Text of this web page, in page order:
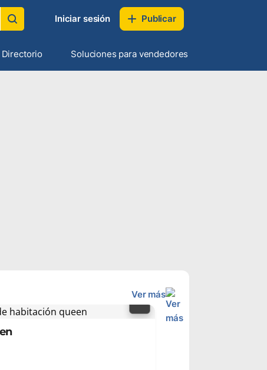
Iniciar sesión Publicar
Directorio Soluciones para vendedores
Ver más